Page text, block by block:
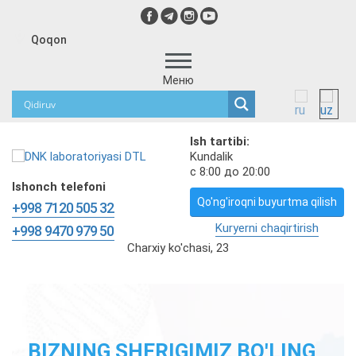
Qoqon
Меню
Ish tartibi:
Kundalik
с 8:00 до 20:00
Ishonch telefoni
+998 7120 505 32
+998 9470 979 50
Qo'ng'iroqni buyurtma qilish
Kuryerni chaqirtirish
Charxiy ko'chasi, 23
OTALIK DNK TESTI
HOMILADORLIK DAVRIDA
ETNIK KELIB CHIQISHI UCHUN
SPORT VA GO'ZALLIK, PARHEZ
MAXSUS HARBIY
BIZNING SHERIGIMIZ BO'LING